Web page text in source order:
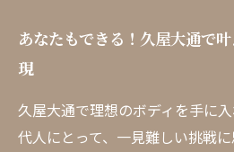
あなたもできる！久屋大通で
現
久屋大通で理想のボディを手に
代人にとって、一見難しい挑戦